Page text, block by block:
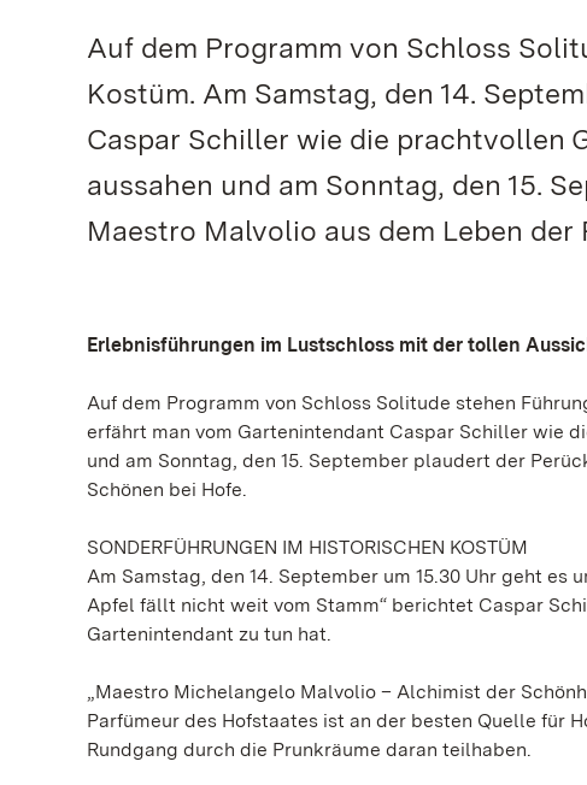
Auf dem Programm von Schloss
Kostüm. Am Samstag, den 14.
Caspar Schiller wie die prachtvollen
aussahen und am Sonntag, den 15.
Maestro Malvolio aus dem Leben der
Erlebnisführungen im Lustschloss mit der tollen
Auf dem Programm von Schloss Solitude stehen
erfährt man vom Gartenintendant Caspar Schiller wie
und am Sonntag, den 15. September plaudert der
Schönen bei Hofe.
SONDERFÜHRUNGEN IM HISTORISCHEN KOSTÜM
Am Samstag, den 14. September um 15.30 Uhr geht
Apfel fällt nicht weit vom Stamm“ berichtet Caspar
Gartenintendant zu tun hat.
„Maestro Michelangelo Malvolio – Alchimist der
Parfümeur des Hofstaates ist an der besten Quelle für
Rundgang durch die Prunkräume daran teilhaben.